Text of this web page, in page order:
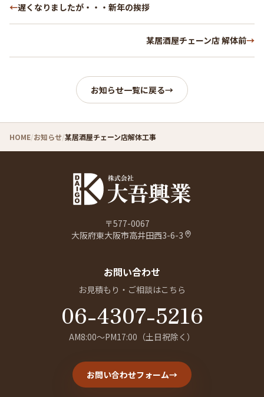
←遅くなりましたが・・・新年の挨拶
某居酒屋チェーン店 解体前→
お知らせ一覧に戻る→
HOME/お知らせ/某居酒屋チェーン店解体工事
〒577-0067
大阪府東大阪市高井田西3-6-3
お問い合わせ
お見積もり・ご相談はこちら
06-4307-5216
AM8:00〜PM17:00（土日祝除く）
お問い合わせフォーム→